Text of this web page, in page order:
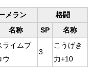
メラン
格闘
名称 SP 名称
ライムブ
ウ
3
こうげき
力+10